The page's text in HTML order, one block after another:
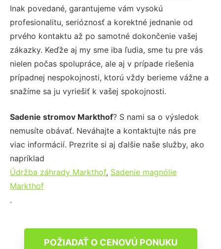
Inak povedané, garantujeme vám vysokú
profesionalitu, serióznosť a korektné jednanie od
prvého kontaktu až po samotné dokončenie vašej
zákazky. Keďže aj my sme iba ľudia, sme tu pre vás
nielen počas spolupráce, ale aj v prípade riešenia
prípadnej nespokojnosti, ktorú vždy berieme vážne a
snažíme sa ju vyriešiť k vašej spokojnosti.
Sadenie stromov Markthof? S nami sa o výsledok
nemusíte obávať. Neváhajte a kontaktujte nás pre
viac informácií. Prezrite si aj ďalšie naše služby, ako
napríklad
Údržba záhrady Markthof, Sadenie magnólie
Markthof
.
POŽIADAŤ O CENOVÚ PONUKU